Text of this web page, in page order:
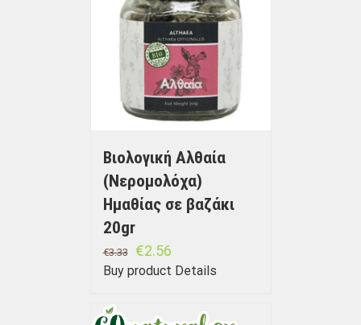
Βιολογική Αλθαία
(Νερομολόχα)
Ημαθίας σε βαζάκι
20gr
€3.33 €2.56
Buy product Details